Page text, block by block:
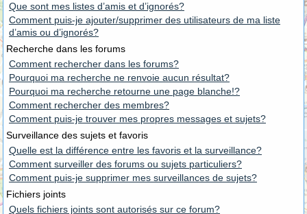
Que sont mes listes d’amis et d’ignorés?
Comment puis-je ajouter/supprimer des utilisateurs de ma liste
d’amis ou d’ignorés?
Recherche dans les forums
Comment rechercher dans les forums?
Pourquoi ma recherche ne renvoie aucun résultat?
Pourquoi ma recherche retourne une page blanche!?
Comment rechercher des membres?
Comment puis-je trouver mes propres messages et sujets?
Surveillance des sujets et favoris
Quelle est la différence entre les favoris et la surveillance?
Comment surveiller des forums ou sujets particuliers?
Comment puis-je supprimer mes surveillances de sujets?
Fichiers joints
Quels fichiers joints sont autorisés sur ce forum?